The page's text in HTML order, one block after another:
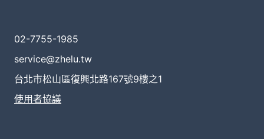
02-7755-1985
service@zhelu.tw
台北市松山區復興北路167號9樓之1
使用者協議